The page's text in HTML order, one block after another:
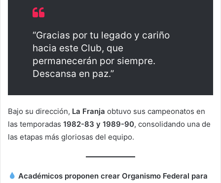
“Gracias por tu legado y cariño
hacia este Club, que
permanecerán por siempre.
Descansa en paz.”
Bajo su dirección, La Franja obtuvo sus campeonatos en
las temporadas 1982-83 y 1989-90, consolidando una de
las etapas más gloriosas del equipo.
Académicos proponen crear Organismo Federal para